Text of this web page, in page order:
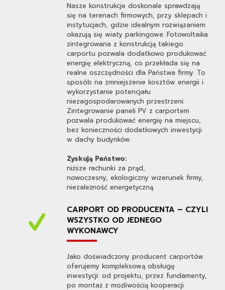
Nasze konstrukcje doskonale sprawdzają
się na terenach firmowych, przy sklepach i
instytucjach, gdzie idealnym rozwiązaniem
okazują się wiaty parkingowe. Fotowoltaika
zintegrowana z konstrukcją takiego
carportu pozwala dodatkowo produkować
energię elektryczną, co przekłada się na
realne oszczędności dla Państwa firmy. To
sposób na zmniejszenie kosztów energii i
wykorzystanie potencjału
niezagospodarowanych przestrzeni.
Zintegrowanie paneli PV z carportem
pozwala produkować energię na miejscu,
bez konieczności dodatkowych inwestycji
w dachy budynków.
Zyskują Państwo:
niższe rachunki za prąd,
nowoczesny, ekologiczny wizerunek firmy,
niezależność energetyczną.
CARPORT OD PRODUCENTA – CZYLI
WSZYSTKO OD JEDNEGO
WYKONAWCY
Jako doświadczony producent carportów
oferujemy kompleksową obsługę
inwestycji: od projektu, przez fundamenty,
po montaż z możliwością kooperacji